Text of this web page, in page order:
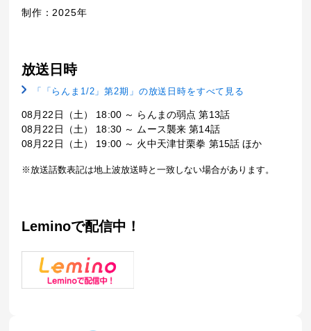
制作：2025年
放送日時
「「らんま1/2」第2期」の放送日時をすべて見る
08月22日（土） 18:00 ～ らんまの弱点 第13話
08月22日（土） 18:30 ～ ムース襲来 第14話
08月22日（土） 19:00 ～ 火中天津甘栗拳 第15話 ほか
※放送話数表記は地上波放送時と一致しない場合があります。
Leminoで配信中！